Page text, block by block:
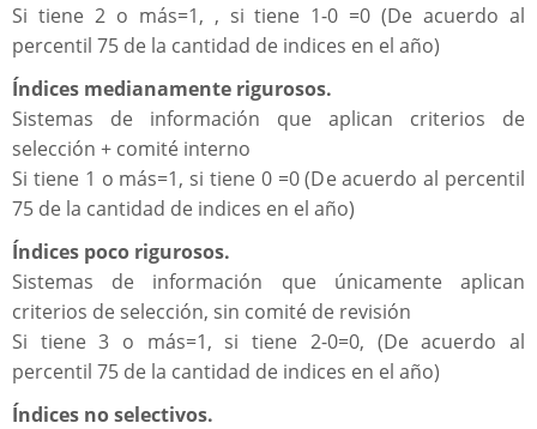
Si tiene 2 o más=1, , si tiene 1-0 =0 (De acuerdo al
percentil 75 de la cantidad de indices en el año)
Índices medianamente rigurosos.
Sistemas de información que aplican criterios de
selección + comité interno
Si tiene 1 o más=1, si tiene 0 =0 (De acuerdo al percentil
75 de la cantidad de indices en el año)
Índices poco rigurosos.
Sistemas de información que únicamente aplican
criterios de selección, sin comité de revisión
Si tiene 3 o más=1, si tiene 2-0=0, (De acuerdo al
percentil 75 de la cantidad de indices en el año)
Índices no selectivos.